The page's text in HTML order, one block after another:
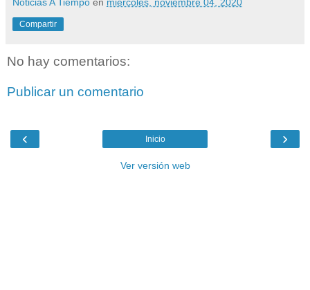
Noticias A Tiempo en miércoles, noviembre 04, 2020
Compartir
No hay comentarios:
Publicar un comentario
‹ ›
Inicio
Ver versión web